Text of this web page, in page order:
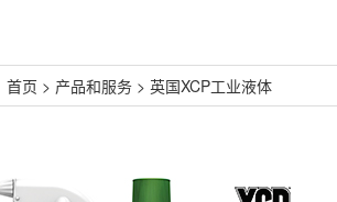
首页 > 产品和服务 > 英国XCP工业液体